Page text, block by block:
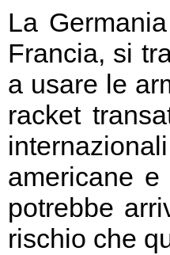
La
Francia, si
a usare le
racket
americane
potrebbe
rischio che